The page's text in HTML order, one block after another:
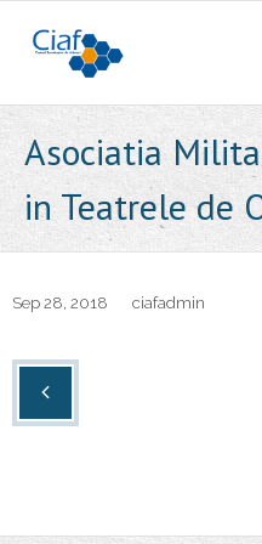
CIAf
- Prezentare
- Misiune
- Cariere
Asociatia
in Teatrele de
Sep 28, 2018 ciafadmin